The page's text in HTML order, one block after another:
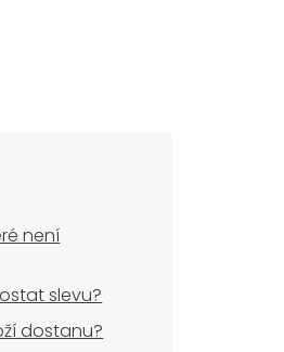
není
slevu?
dostanu?